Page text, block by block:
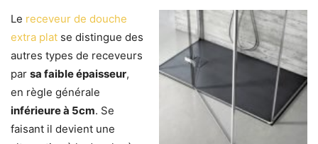
Le receveur de douche
extra plat se distingue des
autres types de receveurs
par sa faible épaisseur,
en règle générale
inférieure à 5cm. Se
faisant il devient une